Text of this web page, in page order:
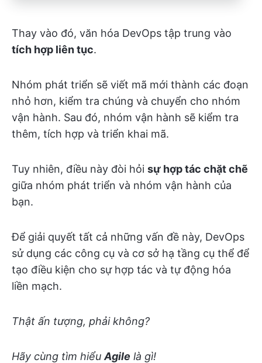
Thay vào đó, văn hóa DevOps tập trung vào
tích hợp liên tục.
Nhóm phát triển sẽ viết mã mới thành các đoạn
nhỏ hơn, kiểm tra chúng và chuyển cho nhóm
vận hành. Sau đó, nhóm vận hành sẽ kiểm tra
thêm, tích hợp và triển khai mã.
Tuy nhiên, điều này đòi hỏi sự hợp tác chặt chẽ
giữa nhóm phát triển và nhóm vận hành của
bạn.
Để giải quyết tất cả những vấn đề này, DevOps
sử dụng các công cụ và cơ sở hạ tầng cụ thể để
tạo điều kiện cho sự hợp tác và tự động hóa
liền mạch.
Thật ấn tượng, phải không?
Hãy cùng tìm hiểu Agile là gì!